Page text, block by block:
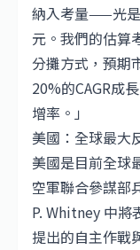
納入考量——光
元。我們的估算
分攤方式，預期
20%的CAGR成
增率。」
美國：全球最大
美國是目前全球
空軍聯合參謀部
P. Whitney 中將
提出的自主作戰